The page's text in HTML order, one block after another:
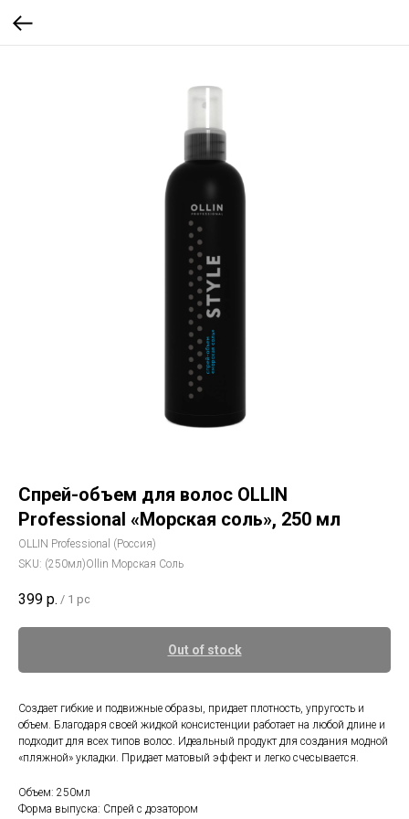
Спрей-объем для волос OLLIN
Professional «Морская соль», 250 мл
OLLIN Professional (Россия)
SKU: (250мл)Ollin Морская Соль
399 р. / 1 pc
Out of stock
Создает гибкие и подвижные образы, придает плотность, упругость и
объем. Благодаря своей жидкой консистенции работает на любой длине и
подходит для всех типов волос. Идеальный продукт для создания модной
«пляжной» укладки. Придает матовый эффект и легко счесывается.
Объем: 250мл
Форма выпуска: Спрей с дозатором